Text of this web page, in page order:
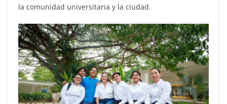
la comunidad universitaria y la ciudad.